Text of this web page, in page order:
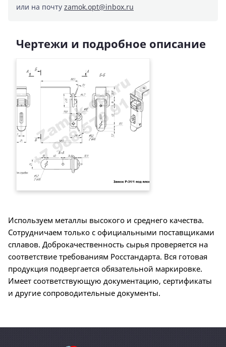
или на почту zamok.opt@inbox.ru
Чертежи и подробное описание
Используем металлы высокого и среднего качества.
Сотрудничаем только с официальными поставщиками
сплавов. Доброкачественность сырья проверяется на
соответствие требованиям Росстандарта. Вся готовая
продукция подвергается обязательной маркировке.
Имеет соответствующую документацию, сертификаты
и другие сопроводительные документы.